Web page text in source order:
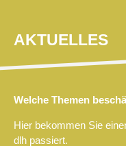
AKTUELLES
Welche Themen
Hier bekommen Sie
dlh passiert.